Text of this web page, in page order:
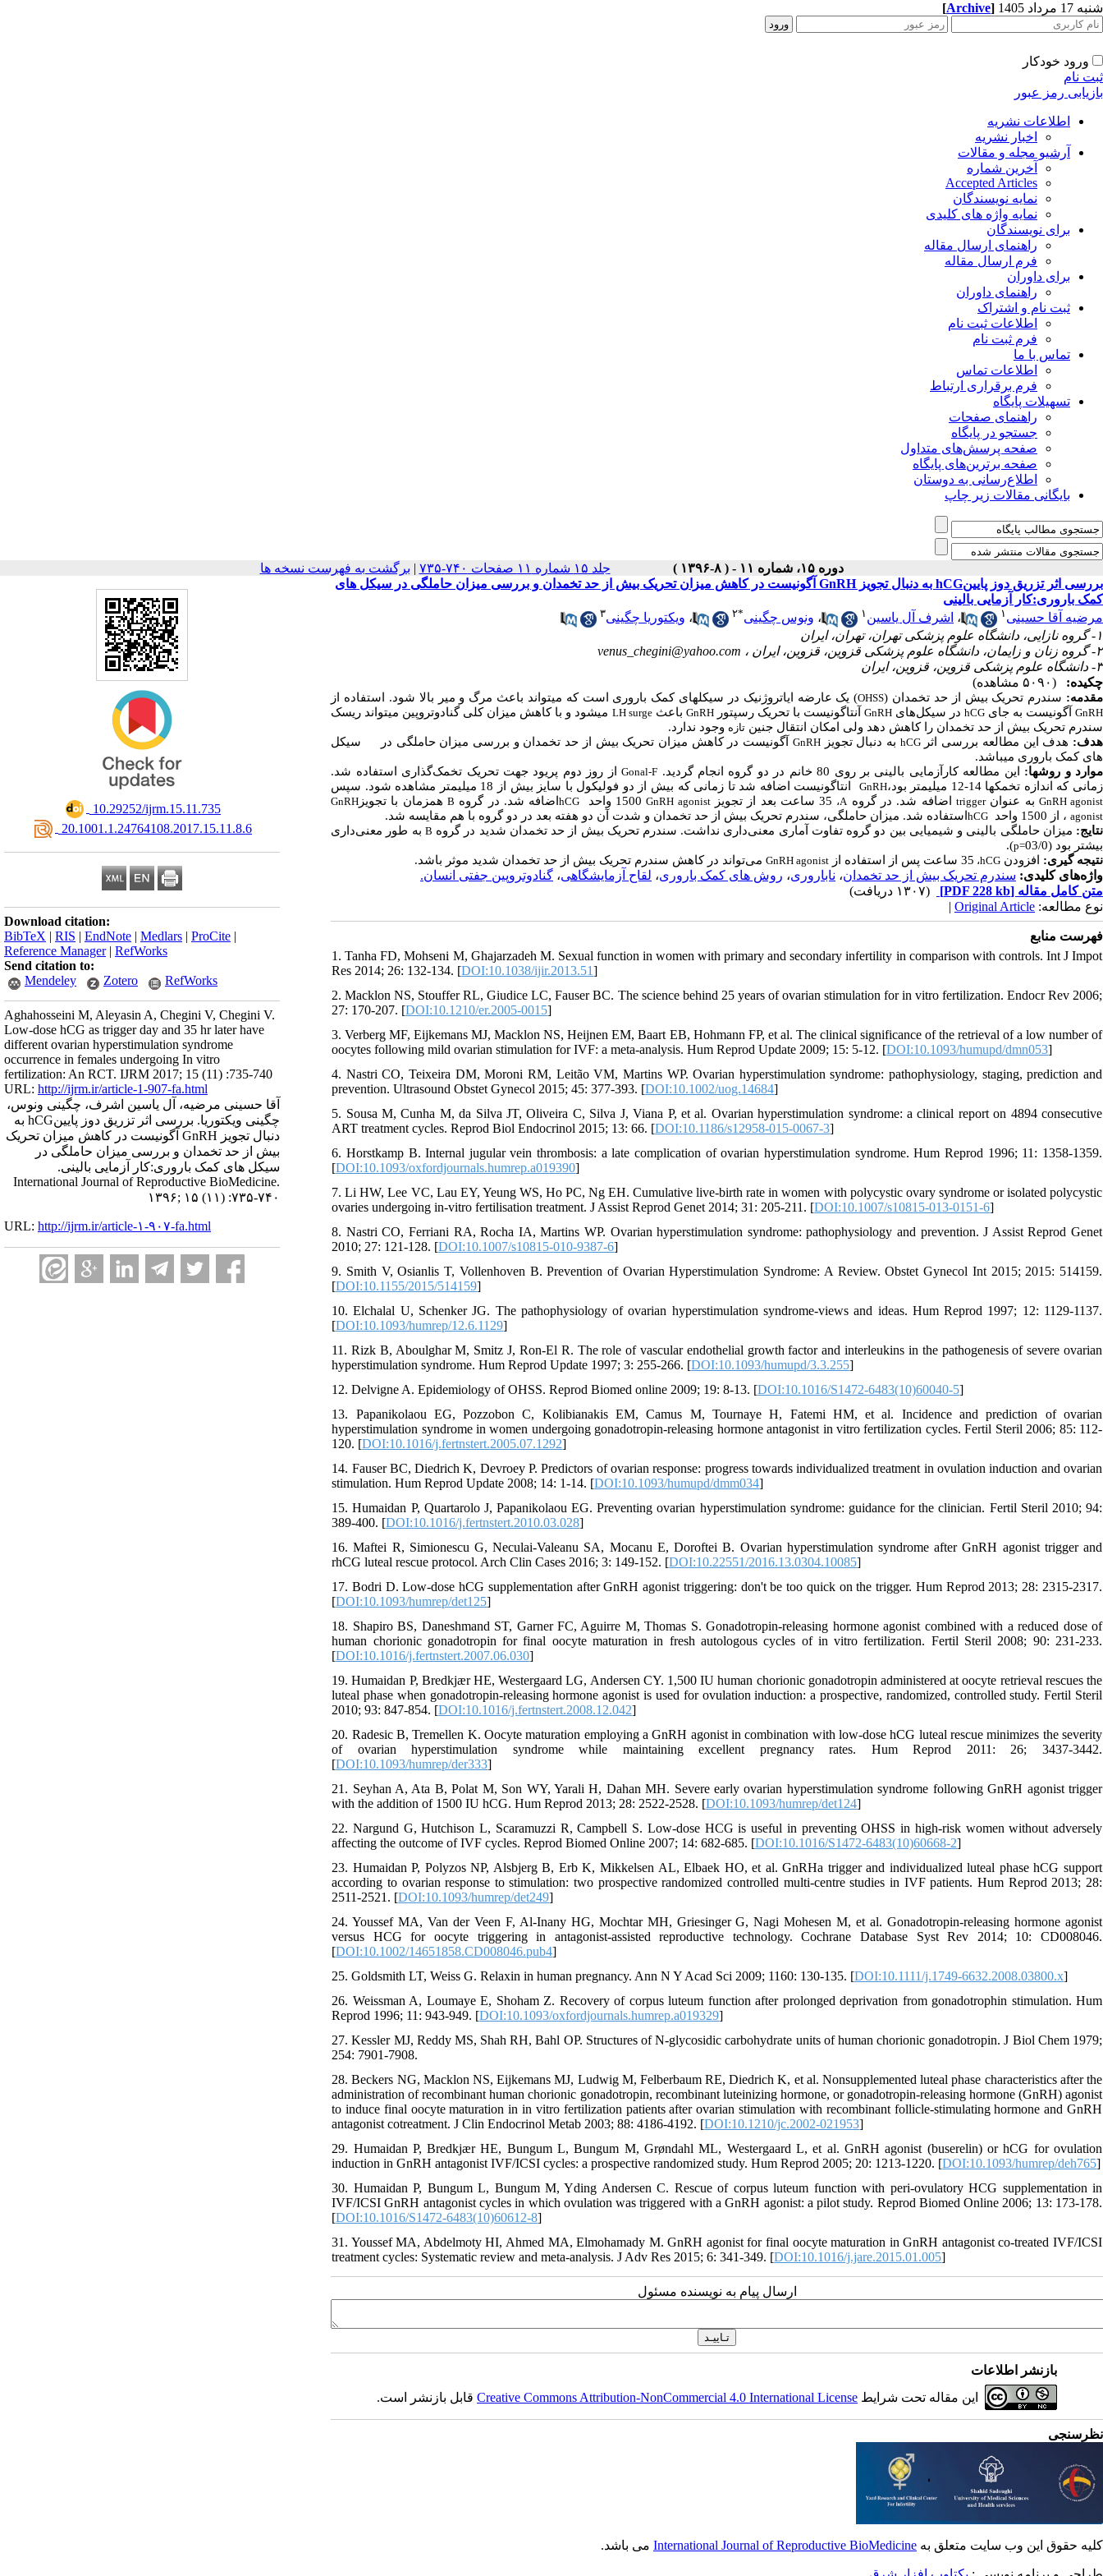
شنبه 17 مرداد 1405 [Archive]
ورود خودکار
ثبت نام
بازیابی رمز عبور
اطلاعات نشریه
اخبار نشریه
آرشیو مجله و مقالات
آخرین شماره
Accepted Articles
نمایه نویسندگان
نمایه واژه های کلیدی
برای نویسندگان
راهنمای ارسال مقاله
فرم ارسال مقاله
برای داوران
راهنمای داوران
ثبت نام و اشتراک
اطلاعات ثبت نام
فرم ثبت نام
تماس با ما
اطلاعات تماس
فرم برقراری ارتباط
تسهیلات پایگاه
راهنمای صفحات
جستجو در پایگاه
صفحه پرسش‌های متداول
صفحه برترین‌های پایگاه
اطلاع‌رسانی به دوستان
بایگانی مقالات زیر چاپ
دوره ۱۵، شماره ۱۱ - ( ۸-۱۳۹۶ ) جلد ۱۵ شماره ۱۱ صفحات ۷۴۰-۷۳۵ | برگشت به فهرست نسخه ها
‎ 10.29252/ijrm.15.11.735
‎ 20.1001.1.24764108.2017.15.11.8.6
Download citation:
BibTeX | RIS | EndNote | Medlars | ProCite |
Reference Manager| RefWorks
Send citation to:
Mendeley
Zotero RefWorks
Aghahosseini M, Aleyasin A, Chegini V, Chegini V.
Low-dose hCG as trigger day and 35 hr later have
different ovarian hyperstimulation syndrome
occurrence in females undergoing In vitro
fertilization: An RCT. IJRM 2017; 15 (11) :735-740
URL: http://ijrm.ir/article-1-907-fa.html
آقا حسینی مرضیه، آل یاسین اشرف، چگینی ونوس،
چگینی ویکتوریا. بررسی اثر تزریق دوز پایینhCG به
دنبال تجویز GnRH آگونیست در کاهش میزان تحریک
بیش از حد تخمدان و بررسی میزان حاملگی در
سیکل های کمک باروری:کار آزمایی بالینی.
International Journal of Reproductive BioMedicine.
۱۳۹۶; ۱۵ (۱۱) :۷۳۵-۷۴۰
URL: http://ijrm.ir/article-۱-۹۰۷-fa.html
بررسی اثر تزریق دوز پایینhCG به دنبال تجویز GnRH آگونیست در کاهش میزان تحریک بیش از حد تخمدان و بررسی میزان حاملگی در سیکل های
کمک باروری:کار آزمایی بالینی
مرضیه آقا حسینی ۱ ، اشرف آل یاسین ۱ ، ونوس چگینی*۲ ، ویکتوریا چگینی۳
۱- گروه نازایی، دانشگاه علوم پزشکی تهران، تهران، ایران
۲- گروه زنان و زایمان، دانشگاه علوم پزشکی قزوین، قزوین، ایران ،
venus_chegini@yahoo.com
۳- دانشگاه علوم پزشکی قزوین، قزوین، ایران
چکیده:
(۵۰۹۰ مشاهده)
مقدمه: سندرم تحریک بیش از حد تخمدان (OHSS) یک عارضه ایاتروژنیک در سیکل­های کمک باروری است که می­تواند باعث مرگ و میر بالا شود. استفاده از
GnRHآگونیست به جایhCG در سیکلهایGnRH آنتاگونیست با تحریک رسپتورGnRH باعثLH surge می­شود و با کاهش میزان کلی گنادوتروپین می­تواند ریسک
سندرم تحریک بیش از حد تخمدان را کاهش دهد ولی امکان انتقال جنین تازه وجود ندارد.
هدف: هدف این مطالعه بررسی اثرhCG به دنبال تجویزGnRH آگونیست در کاهش میزان تحریک بیش از حد تخمدان و بررسی میزان حاملگی در سیکل
های کمک باروری می­باشد.
موارد و روش­ها:
این مطالعه کارآزمایی بالینی بر روی 80 خانم در دو گروه انجام گردید. Gonal-Fاز روز دوم پریود جهت تحریک تخمکگذاری استفاده شد.
زمانی که اندازه تخمک­ها 14-12 میلیمتر بود،
GnRH انتاگونیست اضافه شد تا زمانی که بیش از دو فولیکول با سایز بیش از 18 میلی­متر مشاهده شود. سپس
GnRH agonist به عنوان trigger اضافه شد. در گروه A، 35 ساعت بعد از تجویزGnRH agonist1500 واحد hCGاضافه شد. در گروه B همزمان با تجویز GnRH
agonist ، از 1500 واحد hCG استفاده شد. میزان حاملگی، سندرم تحریک بیش از حد تخمدان و شدت آن دو هفته بعد در دو گروه با هم مقایسه شد.
نتایج: میزان حاملگی بالینی و شیمیایی بین دو گروه تفاوت آماری معنیداری نداشت. سندرم تحریک بیش از حد تخمدان شدید در گروه B به طور معنیداری
بیشتر بود (03/0
=
p
).
نتیجه­ گیری:
افزودن hCG، 35 ساعت پس از استفاده از GnRH agonist میتواند در کاهش سندرم تحریک بیش از حد تخمدان شدید موثر باشد.
واژه‌های کلیدی: سندرم تحریک بیش از حد تخمدان، ناباروری، روش های کمک باروری، لقاح آزمایشگاهی، گنادوتروپین جفتی انسان.
متن کامل مقاله [PDF 228 kb]
(۱۳۰۷ دریافت)
نوع مطالعه: Original Article
|
فهرست منابع
1. Tanha FD, Mohseni M, Ghajarzadeh M. Sexual function in women with primary and secondary infertility in comparison with controls. Int J Impot
Res 2014; 26: 132-134. [DOI:10.1038/ijir.2013.51]
2. Macklon NS, Stouffer RL, Giudice LC, Fauser BC. The science behind 25 years of ovarian stimulation for in vitro fertilization. Endocr Rev 2006;
27: 170-207. [DOI:10.1210/er.2005-0015]
3. Verberg MF, Eijkemans MJ, Macklon NS, Heijnen EM, Baart EB, Hohmann FP, et al. The clinical significance of the retrieval of a low number of
oocytes following mild ovarian stimulation for IVF: a meta-analysis. Hum Reprod Update 2009; 15: 5-12. [DOI:10.1093/humupd/dmn053]
4. Nastri CO, Teixeira DM, Moroni RM, Leitão VM, Martins WP. Ovarian hyperstimulation syndrome: pathophysiology, staging, prediction and
prevention. Ultrasound Obstet Gynecol 2015; 45: 377-393. [DOI:10.1002/uog.14684]
5. Sousa M, Cunha M, da Silva JT, Oliveira C, Silva J, Viana P, et al. Ovarian hyperstimulation syndrome: a clinical report on 4894 consecutive
ART treatment cycles. Reprod Biol Endocrinol 2015; 13: 66. [DOI:10.1186/s12958-015-0067-3]
6. Horstkamp B. Internal jugular vein thrombosis: a late complication of ovarian hyperstimulation syndrome. Hum Reprod 1996; 11: 1358-1359.
[DOI:10.1093/oxfordjournals.humrep.a019390]
7. Li HW, Lee VC, Lau EY, Yeung WS, Ho PC, Ng EH. Cumulative live-birth rate in women with polycystic ovary syndrome or isolated polycystic
ovaries undergoing in-vitro fertilisation treatment. J Assist Reprod Genet 2014; 31: 205-211. [DOI:10.1007/s10815-013-0151-6]
8. Nastri CO, Ferriani RA, Rocha IA, Martins WP. Ovarian hyperstimulation syndrome: pathophysiology and prevention. J Assist Reprod Genet
2010; 27: 121-128. [DOI:10.1007/s10815-010-9387-6]
9. Smith V, Osianlis T, Vollenhoven B. Prevention of Ovarian Hyperstimulation Syndrome: A Review. Obstet Gynecol Int 2015; 2015: 514159.
[DOI:10.1155/2015/514159]
10. Elchalal U, Schenker JG. The pathophysiology of ovarian hyperstimulation syndrome-views and ideas. Hum Reprod 1997; 12: 1129-1137.
[DOI:10.1093/humrep/12.6.1129]
11. Rizk B, Aboulghar M, Smitz J, Ron-El R. The role of vascular endothelial growth factor and interleukins in the pathogenesis of severe ovarian
hyperstimulation syndrome. Hum Reprod Update 1997; 3: 255-266. [DOI:10.1093/humupd/3.3.255]
12. Delvigne A. Epidemiology of OHSS. Reprod Biomed online 2009; 19: 8-13. [DOI:10.1016/S1472-6483(10)60040-5]
13. Papanikolaou EG, Pozzobon C, Kolibianakis EM, Camus M, Tournaye H, Fatemi HM, et al. Incidence and prediction of ovarian
hyperstimulation syndrome in women undergoing gonadotropin-releasing hormone antagonist in vitro fertilization cycles. Fertil Steril 2006; 85: 112-
120. [DOI:10.1016/j.fertnstert.2005.07.1292]
14. Fauser BC, Diedrich K, Devroey P. Predictors of ovarian response: progress towards individualized treatment in ovulation induction and ovarian
stimulation. Hum Reprod Update 2008; 14: 1-14. [DOI:10.1093/humupd/dmm034]
15. Humaidan P, Quartarolo J, Papanikolaou EG. Preventing ovarian hyperstimulation syndrome: guidance for the clinician. Fertil Steril 2010; 94:
389-400. [DOI:10.1016/j.fertnstert.2010.03.028]
16. Maftei R, Simionescu G, Neculai-Valeanu SA, Mocanu E, Doroftei B. Ovarian hyperstimulation syndrome after GnRH agonist trigger and
rhCG luteal rescue protocol. Arch Clin Cases 2016; 3: 149-152. [DOI:10.22551/2016.13.0304.10085]
17. Bodri D. Low-dose hCG supplementation after GnRH agonist triggering: don't be too quick on the trigger. Hum Reprod 2013; 28: 2315-2317.
[DOI:10.1093/humrep/det125]
18. Shapiro BS, Daneshmand ST, Garner FC, Aguirre M, Thomas S. Gonadotropin-releasing hormone agonist combined with a reduced dose of
human chorionic gonadotropin for final oocyte maturation in fresh autologous cycles of in vitro fertilization. Fertil Steril 2008; 90: 231-233.
[DOI:10.1016/j.fertnstert.2007.06.030]
19. Humaidan P, Bredkjær HE, Westergaard LG, Andersen CY. 1,500 IU human chorionic gonadotropin administered at oocyte retrieval rescues the
luteal phase when gonadotropin-releasing hormone agonist is used for ovulation induction: a prospective, randomized, controlled study. Fertil Steril
2010; 93: 847-854. [DOI:10.1016/j.fertnstert.2008.12.042]
20. Radesic B, Tremellen K. Oocyte maturation employing a GnRH agonist in combination with low-dose hCG luteal rescue minimizes the severity
of ovarian hyperstimulation syndrome while maintaining excellent pregnancy rates. Hum Reprod 2011: 26; 3437-3442.
[DOI:10.1093/humrep/der333]
21. Seyhan A, Ata B, Polat M, Son WY, Yarali H, Dahan MH. Severe early ovarian hyperstimulation syndrome following GnRH agonist trigger
with the addition of 1500 IU hCG. Hum Reprod 2013; 28: 2522-2528. [DOI:10.1093/humrep/det124]
22. Nargund G, Hutchison L, Scaramuzzi R, Campbell S. Low-dose HCG is useful in preventing OHSS in high-risk women without adversely
affecting the outcome of IVF cycles. Reprod Biomed Online 2007; 14: 682-685. [DOI:10.1016/S1472-6483(10)60668-2]
23. Humaidan P, Polyzos NP, Alsbjerg B, Erb K, Mikkelsen AL, Elbaek HO, et al. GnRHa trigger and individualized luteal phase hCG support
according to ovarian response to stimulation: two prospective randomized controlled multi-centre studies in IVF patients. Hum Reprod 2013; 28:
2511-2521. [DOI:10.1093/humrep/det249]
24. Youssef MA, Van der Veen F, Al-Inany HG, Mochtar MH, Griesinger G, Nagi Mohesen M, et al. Gonadotropin-releasing hormone agonist
versus HCG for oocyte triggering in antagonist-assisted reproductive technology. Cochrane Database Syst Rev 2014; 10: CD008046.
[DOI:10.1002/14651858.CD008046.pub4]
25. Goldsmith LT, Weiss G. Relaxin in human pregnancy. Ann N Y Acad Sci 2009; 1160: 130-135. [DOI:10.1111/j.1749-6632.2008.03800.x]
26. Weissman A, Loumaye E, Shoham Z. Recovery of corpus luteum function after prolonged deprivation from gonadotrophin stimulation. Hum
Reprod 1996; 11: 943-949. [DOI:10.1093/oxfordjournals.humrep.a019329]
27. Kessler MJ, Reddy MS, Shah RH, Bahl OP. Structures of N-glycosidic carbohydrate units of human chorionic gonadotropin. J Biol Chem 1979;
254: 7901-7908.
28. Beckers NG, Macklon NS, Eijkemans MJ, Ludwig M, Felberbaum RE, Diedrich K, et al. Nonsupplemented luteal phase characteristics after the
administration of recombinant human chorionic gonadotropin, recombinant luteinizing hormone, or gonadotropin-releasing hormone (GnRH) agonist
to induce final oocyte maturation in in vitro fertilization patients after ovarian stimulation with recombinant follicle-stimulating hormone and GnRH
antagonist cotreatment. J Clin Endocrinol Metab 2003; 88: 4186-4192. [DOI:10.1210/jc.2002-021953]
29. Humaidan P, Bredkjær HE, Bungum L, Bungum M, Grøndahl ML, Westergaard L, et al. GnRH agonist (buserelin) or hCG for ovulation
induction in GnRH antagonist IVF/ICSI cycles: a prospective randomized study. Hum Reprod 2005; 20: 1213-1220. [DOI:10.1093/humrep/deh765]
30. Humaidan P, Bungum L, Bungum M, Yding Andersen C. Rescue of corpus luteum function with peri-ovulatory HCG supplementation in
IVF/ICSI GnRH antagonist cycles in which ovulation was triggered with a GnRH agonist: a pilot study. Reprod Biomed Online 2006; 13: 173-178.
[DOI:10.1016/S1472-6483(10)60612-8]
31. Youssef MA, Abdelmoty HI, Ahmed MA, Elmohamady M. GnRH agonist for final oocyte maturation in GnRH antagonist co-treated IVF/ICSI
treatment cycles: Systematic review and meta-analysis. J Adv Res 2015; 6: 341-349. [DOI:10.1016/j.jare.2015.01.005]
ارسال پیام به نویسنده مسئول
بازنشر اطلاعات
این مقاله تحت شرایط Creative Commons Attribution-NonCommercial 4.0 International Licenseقابل بازنشر است.
نظرسنجی
کلیه حقوق این وب سایت متعلق به International Journal of Reproductive BioMedicine می باشد.